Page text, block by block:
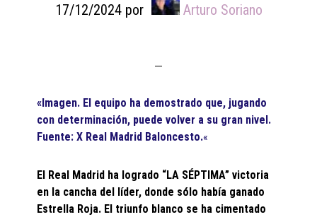
17/12/2024por Arturo Soriano
«Imagen. El equipo ha demostrado que, jugando
con determinación, puede volver a su gran nivel.
Fuente: X Real Madrid Baloncesto.«
El Real Madrid ha logrado “LA SÉPTIMA” victoria
en la cancha del líder, donde sólo había ganado
Estrella Roja. El triunfo blanco se ha cimentado